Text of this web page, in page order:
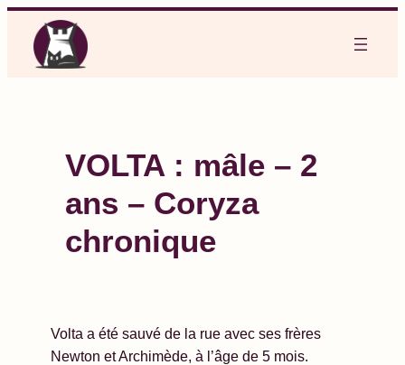
contenu
VOLTA : mâle – 2
ans – Coryza
chronique
Volta a été sauvé de la rue avec ses frères
Newton et Archimède, à l’âge de 5 mois.